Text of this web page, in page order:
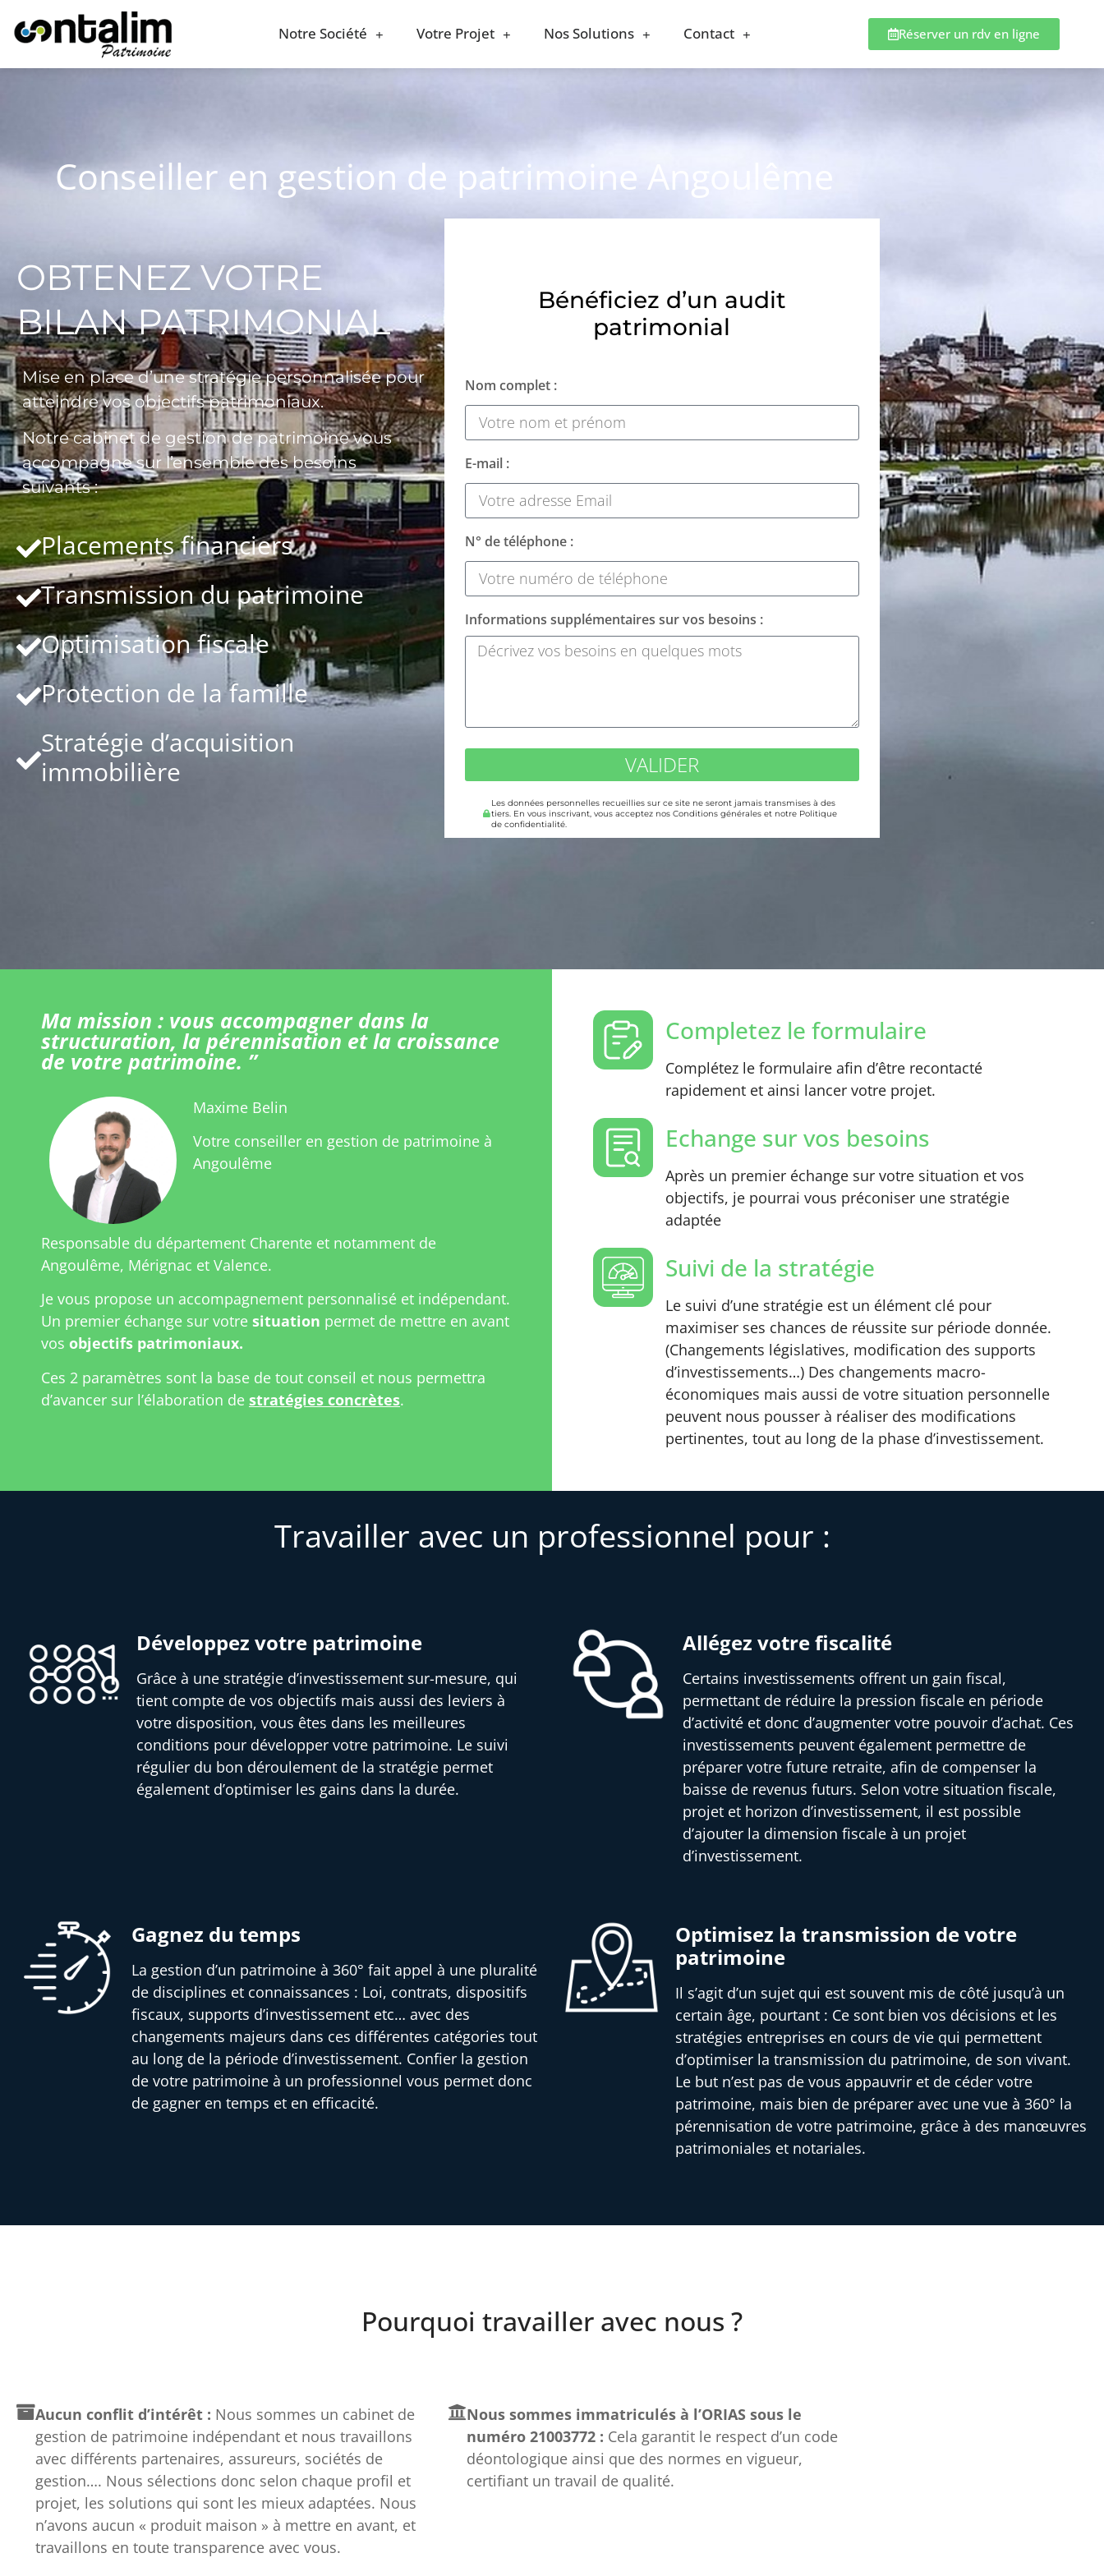
Notre Société Votre Projet Nos Solutions Contact Réserver un rdv en ligne
Conseiller en gestion de patrimoine Angoulême
OBTENEZ VOTRE
BILAN PATRIMONIAL
Mise en place d’une stratégie personnalisée pour
atteindre vos objectifs patrimoniaux.
Notre cabinet de gestion de patrimoine vous
accompagne sur l’ensemble des besoins
suivants :
Placements financiers
Transmission du patrimoine
Optimisation fiscale
Protection de la famille
Stratégie d’acquisition
immobilière
Bénéficiez d’un audit
patrimonial
Nom complet :
E-mail :
N° de téléphone :
Informations supplémentaires sur vos besoins :
VALIDER
Les données personnelles recueillies sur ce site ne seront jamais transmises à des
tiers. En vous inscrivant, vous acceptez nos Conditions générales et notre Politique
de confidentialité.
Ma mission : vous accompagner dans la
structuration, la pérennisation et la croissance
de votre patrimoine. ”
Maxime Belin
Votre conseiller en gestion de patrimoine à
Angoulême
Responsable du département Charente et notamment de
Angoulême, Mérignac et Valence.
Je vous propose un accompagnement personnalisé et indépendant.
Un premier échange sur votre situation permet de mettre en avant
vos objectifs patrimoniaux.
Ces 2 paramètres sont la base de tout conseil et nous permettra
d’avancer sur l’élaboration de stratégies concrètes.
Completez le formulaire
Complétez le formulaire afin d’être recontacté
rapidement et ainsi lancer votre projet.
Echange sur vos besoins
Après un premier échange sur votre situation et vos
objectifs, je pourrai vous préconiser une stratégie
adaptée
Suivi de la stratégie
Le suivi d’une stratégie est un élément clé pour
maximiser ses chances de réussite sur période donnée.
(Changements législatives, modification des supports
d’investissements…) Des changements macro-
économiques mais aussi de votre situation personnelle
peuvent nous pousser à réaliser des modifications
pertinentes, tout au long de la phase d’investissement.
Travailler avec un professionnel pour :
Développez votre patrimoine
Grâce à une stratégie d’investissement sur-mesure, qui
tient compte de vos objectifs mais aussi des leviers à
votre disposition, vous êtes dans les meilleures
conditions pour développer votre patrimoine. Le suivi
régulier du bon déroulement de la stratégie permet
également d’optimiser les gains dans la durée.
Allégez votre fiscalité
Certains investissements offrent un gain fiscal,
permettant de réduire la pression fiscale en période
d’activité et donc d’augmenter votre pouvoir d’achat. Ces
investissements peuvent également permettre de
préparer votre future retraite, afin de compenser la
baisse de revenus futurs. Selon votre situation fiscale,
projet et horizon d’investissement, il est possible
d’ajouter la dimension fiscale à un projet
d’investissement.
Gagnez du temps
La gestion d’un patrimoine à 360° fait appel à une pluralité
de disciplines et connaissances : Loi, contrats, dispositifs
fiscaux, supports d’investissement etc… avec des
changements majeurs dans ces différentes catégories tout
au long de la période d’investissement. Confier la gestion
de votre patrimoine à un professionnel vous permet donc
de gagner en temps et en efficacité.
Optimisez la transmission de votre
patrimoine
Il s’agit d’un sujet qui est souvent mis de côté jusqu’à un
certain âge, pourtant : Ce sont bien vos décisions et les
stratégies entreprises en cours de vie qui permettent
d’optimiser la transmission du patrimoine, de son vivant.
Le but n’est pas de vous appauvrir et de céder votre
patrimoine, mais bien de préparer avec une vue à 360° la
pérennisation de votre patrimoine, grâce à des manœuvres
patrimoniales et notariales.
Pourquoi travailler avec nous ?
Aucun conflit d’intérêt : Nous sommes un cabinet de
gestion de patrimoine indépendant et nous travaillons
avec différents partenaires, assureurs, sociétés de
gestion…. Nous sélections donc selon chaque profil et
projet, les solutions qui sont les mieux adaptées. Nous
n’avons aucun « produit maison » à mettre en avant, et
travaillons en toute transparence avec vous.
Nous sommes immatriculés à l’ORIAS sous le
numéro 21003772 : Cela garantit le respect d’un code
déontologique ainsi que des normes en vigueur,
certifiant un travail de qualité.